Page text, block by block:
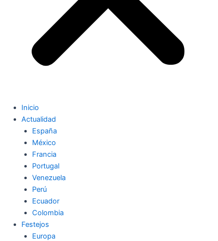
Inicio
Actualidad
España
México
Francia
Portugal
Venezuela
Perú
Ecuador
Colombia
Festejos
Europa